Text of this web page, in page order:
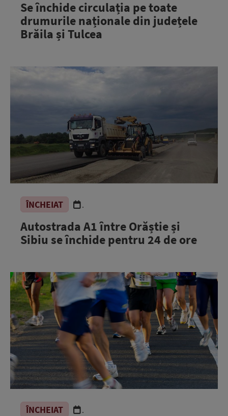
Se închide circulația pe toate
drumurile naționale din județele
Brăila și Tulcea
ÎNCHEIAT .
Autostrada A1 între Orăștie și
Sibiu se închide pentru 24 de ore
ÎNCHEIAT .